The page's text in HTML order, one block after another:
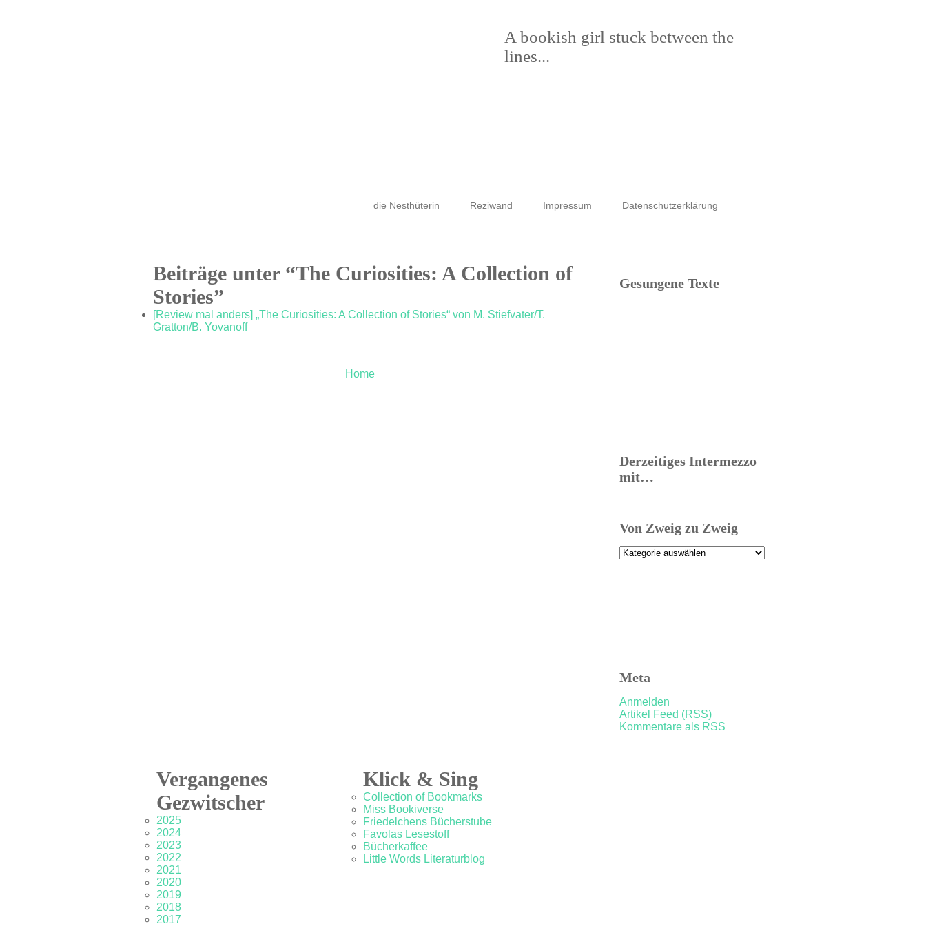
A bookish girl stuck between the
lines...
die Nesthüterin Reziwand Impressum Datenschutzerklärung
Beiträge unter “The Curiosities: A Collection of
Stories”
[Review mal anders] „The Curiosities: A Collection of Stories“ von M. Stiefvater/T.
Gratton/B. Yovanoff
Home
Gesungene Texte
Derzeitiges Intermezzo
mit…
Von Zweig zu Zweig
Von
Meta
Anmelden
Artikel Feed (RSS)
Kommentare als RSS
Vergangenes
Gezwitscher
2025
2024
2023
2022
2021
2020
2019
2018
2017
Klick & Sing
Collection of Bookmarks
Miss Bookiverse
Friedelchens Bücherstube
Favolas Lesestoff
Bücherkaffee
Little Words Literaturblog